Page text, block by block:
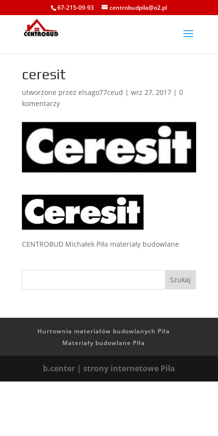
67-215-09-93 centrobudpila@o2.pl
ceresit
utworzone przez elsago77ceud | wrz 27, 2017| 0
komentarzy
CENTROBUD Michałek Piła materiały budowlane
Hurtownia materiałów budowlanych Piła
Materiały budowlane Piła
b.center | strony internetowe Piła